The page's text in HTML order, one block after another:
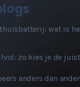
wat is
zo kies je de
anders dan